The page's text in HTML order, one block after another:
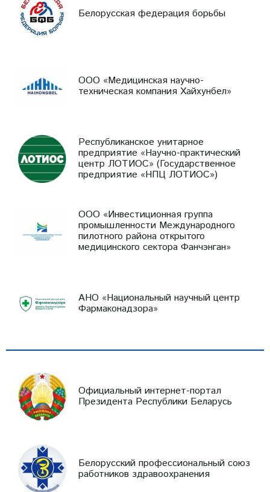
Белорусская федерация борьбы
ООО «Медицинская научно-
техническая компания Хайхунбел»
Республиканское унитарное
предприятие «Научно-практический
центр ЛОТИОС» (Государственное
предприятие «НПЦ ЛОТИОС»)
ООО «Инвестиционная группа
промышленности Международного
пилотного района открытого
медицинского сектора Фанчэнган»
АНО «Национальный научный центр
Фармаконадзора»
Официальный интернет-портал
Президента Республики Беларусь
Белорусский профессиональный союз
работников здравоохранения